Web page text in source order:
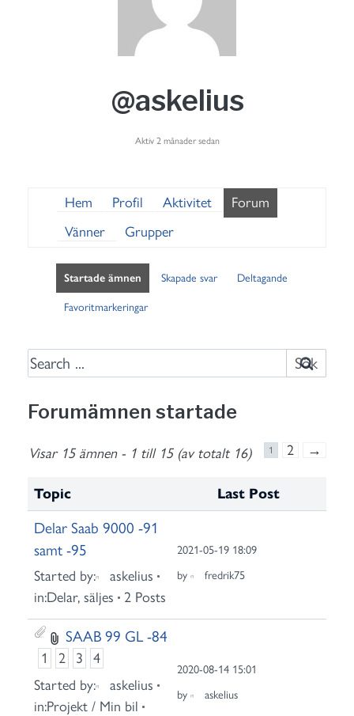
@askelius
Aktiv 2 månader sedan
Hem Profil Aktivitet
Forum
Vänner
Grupper
Startade ämnen Skapade svar Deltagande
Favoritmarkeringar
S
e
a
r
c
o
Forumämnen startade
Visar 15 ämnen - 1 till 15 (av totalt 16) 1 2 →
Topic Last Post
Delar Saab 9000 -91
samt -95
Started by:
askelius
in:Delar, säljes 2 Posts
2021-05-19 18:09
by
fredrik75
SAAB 99 GL -84
1 2 3
4
Started by:
askelius
in:Projekt / Min bil
2020-08-14 15:01
by
askelius